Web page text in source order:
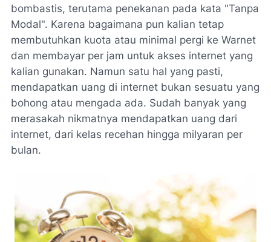
bombastis, terutama penekanan pada kata "Tanpa
Modal". Karena bagaimana pun kalian tetap
membutuhkan kuota atau minimal pergi ke Warnet
dan membayar per jam untuk akses internet yang
kalian gunakan. Namun satu hal yang pasti,
mendapatkan uang di internet bukan sesuatu yang
bohong atau mengada ada. Sudah banyak yang
merasakah nikmatnya mendapatkan uang dari
internet, dari kelas recehan hingga milyaran per
bulan.